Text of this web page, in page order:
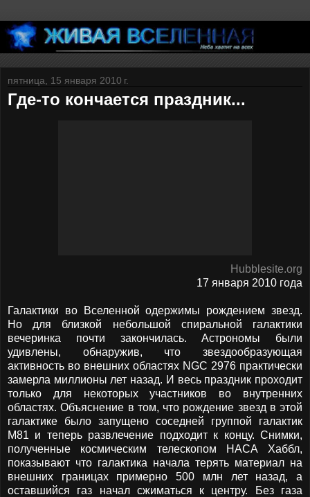
пятница, 15 января 2010 г.
Где-то кончается праздник...
Hubblesite.org
17 января 2010 года
Галактики во Вселенной одержимы рождением звезд.
Но для близкой небольшой спиральной галактики
вечеринка почти закончилась. Астрономы были
удивлены, обнаружив, что звездообразующая
активность во внешних областях NGC 2976 практически
замерла миллионы лет назад. И весь праздник проходит
только для некоторых участников во внутренних
областях. Объяснение в том, что рождение звезд в этой
галактике было запущено соседней группой галактик
M81 и теперь развлечение подходит к концу. Снимки,
полученные космическим телескопом НАСА Хаббл,
показывают что галактика начала терять материал на
внешних границах примерно 500 млн лет назад, а
оставшийся газ начал сжиматься к центру. Без газа